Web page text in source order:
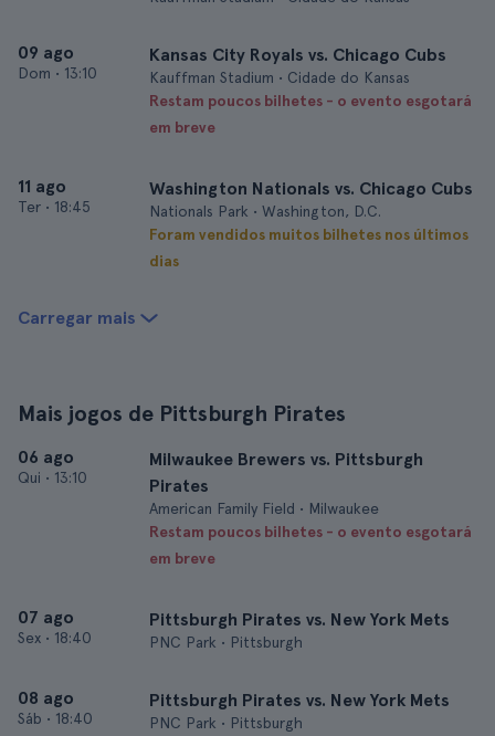
09 ago
Dom • 13:10
Kansas City Royals vs. Chicago Cubs
Kauffman Stadium • Cidade do Kansas
Restam poucos bilhetes - o evento esgotará
em breve
11 ago
Ter • 18:45
Washington Nationals vs. Chicago Cubs
Nationals Park • Washington, D.C.
Foram vendidos muitos bilhetes nos últimos
dias
Carregar mais
Mais jogos de Pittsburgh Pirates
06 ago
Qui • 13:10
Milwaukee Brewers vs. Pittsburgh
Pirates
American Family Field • Milwaukee
Restam poucos bilhetes - o evento esgotará
em breve
07 ago
Sex • 18:40
Pittsburgh Pirates vs. New York Mets
PNC Park • Pittsburgh
08 ago
Sáb • 18:40
Pittsburgh Pirates vs. New York Mets
PNC Park • Pittsburgh